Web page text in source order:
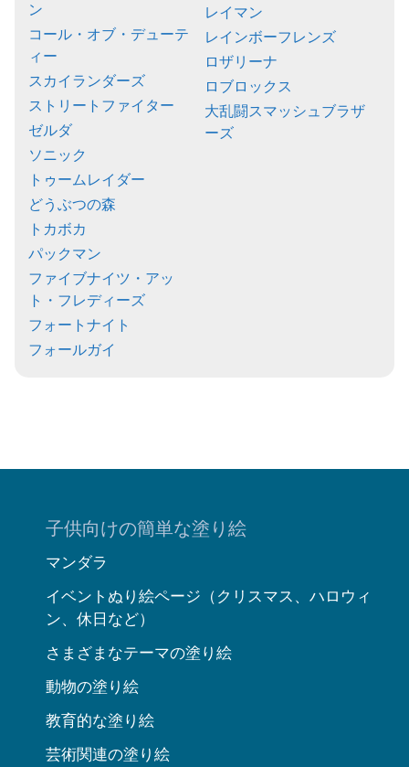
ン
コール・オブ・デューテ
ィー
スカイランダーズ
ストリートファイター
ゼルダ
ソニック
トゥームレイダー
どうぶつの森
トカボカ
パックマン
ファイブナイツ・アッ
ト・フレディーズ
フォートナイト
フォールガイ
レイマン
レインボーフレンズ
ロザリーナ
ロブロックス
大乱闘スマッシュブラザ
ーズ
子供向けの簡単な塗り絵
マンダラ
イベントぬり絵ページ（クリスマス、ハロウィ
ン、休日など）
さまざまなテーマの塗り絵
動物の塗り絵
教育的な塗り絵
芸術関連の塗り絵